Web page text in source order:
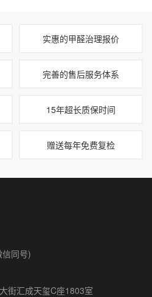
实惠的甲醛治理报价
完善的售后服务体系
15年超长质保时间
赠送每年免费复检
同号)
街汇成天玺C座1803室